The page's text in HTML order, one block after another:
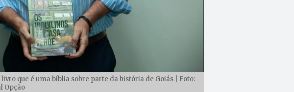
que é uma bíblia sobre parte da história de Goiás | Foto:
Opção